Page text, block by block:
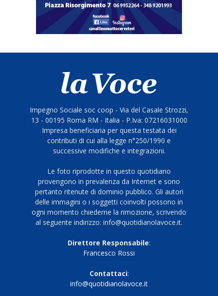
Impegno Sociale soc coop - Via del Casale Strozzi,
13 - 00195 Roma RM - Italia - P.Iva: 07216031000
Impresa beneficiaria per questa testata dei
contributi di cui alla legge n°250/1990 e
successive modifiche e integrazioni.
Le foto riprodotte in questo quotidiano
provengono in prevalenza da Internet e sono
pertanto ritenute di dominio pubblico. Gli autori
delle immagini o i soggetti coinvolti possono in
ogni momento chiederne la rimozione, scrivendo
al seguente indirizzo: info@quotidianolavoce.it.
Direttore Responsabile:
Francesco Rossi
Contattaci:
info@quotidianolavoce.it